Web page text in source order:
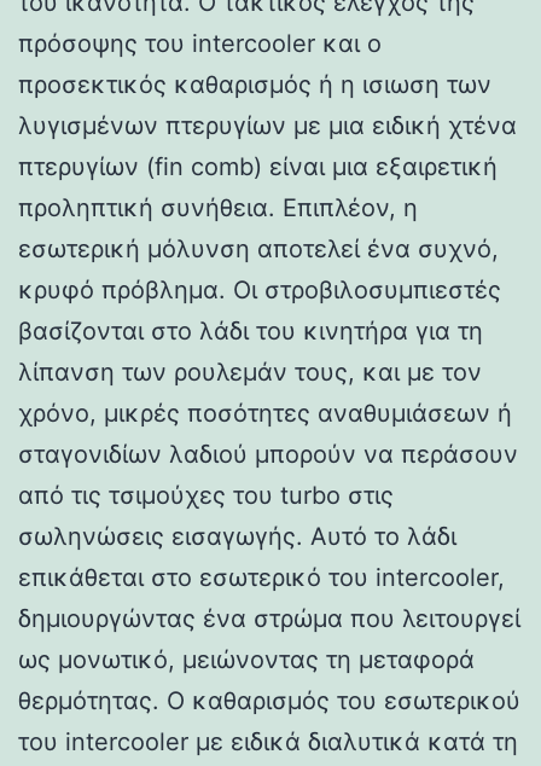
πρόσοψης του intercooler και ο
προσεκτικός καθαρισμός ή η ισιωση των
λυγισμένων πτερυγίων με μια ειδική χτένα
πτερυγίων (fin comb) είναι μια εξαιρετική
προληπτική συνήθεια. Επιπλέον, η
εσωτερική μόλυνση αποτελεί ένα συχνό,
κρυφό πρόβλημα. Οι στροβιλοσυμπιεστές
βασίζονται στο λάδι του κινητήρα για τη
λίπανση των ρουλεμάν τους, και με τον
χρόνο, μικρές ποσότητες αναθυμιάσεων ή
σταγονιδίων λαδιού μπορούν να περάσουν
από τις τσιμούχες του turbo στις
σωληνώσεις εισαγωγής. Αυτό το λάδι
επικάθεται στο εσωτερικό του intercooler,
δημιουργώντας ένα στρώμα που λειτουργεί
ως μονωτικό, μειώνοντας τη μεταφορά
θερμότητας. Ο καθαρισμός του εσωτερικού
του intercooler με ειδικά διαλυτικά κατά τη